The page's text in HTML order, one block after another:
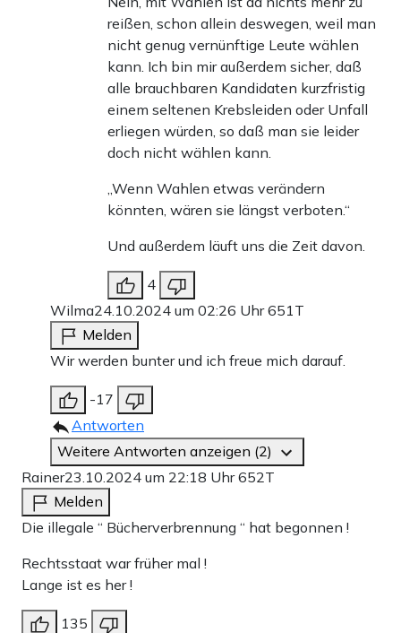
reißen, schon allein deswegen, weil man
nicht genug vernünftige Leute wählen
kann. Ich bin mir außerdem sicher, daß
alle brauchbaren Kandidaten kurzfristig
einem seltenen Krebsleiden oder Unfall
erliegen würden, so daß man sie leider
doch nicht wählen kann.
„Wenn Wahlen etwas verändern
könnten, wären sie längst verboten.“
Und außerdem läuft uns die Zeit davon.
4
Wilma24.10.2024 um 02:26 Uhr651T
Melden
Wir werden bunter und ich freue mich darauf.
-17
Antworten
Weitere Antworten anzeigen (2)
Rainer23.10.2024 um 22:18 Uhr652T
Melden
Die illegale “ Bücherverbrennung “ hat begonnen !
Rechtsstaat war früher mal !
Lange ist es her !
135